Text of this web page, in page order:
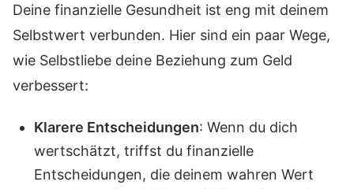
Deine finanzielle Gesundheit ist eng mit deinem
Selbstwert verbunden. Hier sind ein paar Wege,
wie Selbstliebe deine Beziehung zum Geld
verbessert:
Klarere Entscheidungen: Wenn du dich
wertschätzt, triffst du finanzielle
Entscheidungen, die deinem wahren Wert